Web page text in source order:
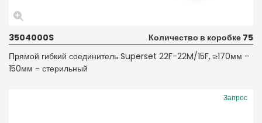
3504000S
Количество в коробке 75
Прямой гибкий соединитель Superset 22F-22M/15F, ≥170мм -
150мм - стерильный
Запрос